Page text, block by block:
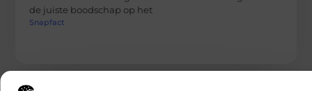
de juiste boodschap op het
Snapfact